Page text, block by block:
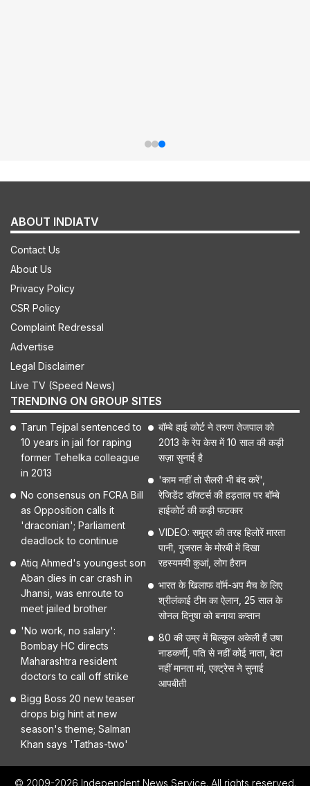
ABOUT INDIATV
Contact Us
About Us
Privacy Policy
CSR Policy
Complaint Redressal
Advertise
Legal Disclaimer
Live TV (Speed News)
TRENDING ON GROUP SITES
Tarun Tejpal sentenced to
10 years in jail for raping
former Tehelka colleague
in 2013
No consensus on FCRA Bill
as Opposition calls it
'draconian'; Parliament
deadlock to continue
Atiq Ahmed's youngest son
Aban dies in car crash in
Jhansi, was enroute to
meet jailed brother
'No work, no salary':
Bombay HC directs
Maharashtra resident
doctors to call off strike
Bigg Boss 20 new teaser
drops big hint at new
season's theme; Salman
Khan says 'Tathas-two'
बॉम्बे हाई कोर्ट ने तरुण तेजपाल को
2013 के रेप केस में 10 साल की कड़ी
सज़ा सुनाई है
'काम नहीं तो सैलरी भी बंद करें',
रेजिडेंट डॉक्टर्स की हड़ताल पर बॉम्बे
हाईकोर्ट की कड़ी फटकार
VIDEO: समुद्र की तरह हिलोरें मारता
पानी, गुजरात के मोरबी में दिखा
रहस्यमयी कुआं, लोग हैरान
भारत के खिलाफ वॉर्म-अप मैच के लिए
श्रीलंकाई टीम का ऐलान, 25 साल के
सोनल दिनुषा को बनाया कप्तान
80 की उम्र में बिल्कुल अकेली हैं उषा
नाडकर्णी, पति से नहीं कोई नाता, बेटा
नहीं मानता मां, एक्ट्रेस ने सुनाई
आपबीती
© 2009-2026 Independent News Service. All rights reserved.